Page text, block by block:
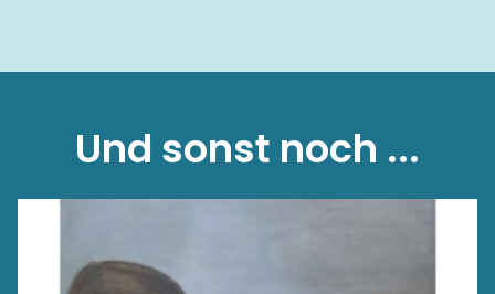
Und sonst noch ...